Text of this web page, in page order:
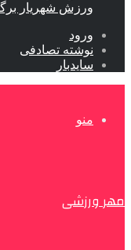
ورزش شهریار
ورود
نوشته تصادفی
سایدبار
منو
مهر ورزشی